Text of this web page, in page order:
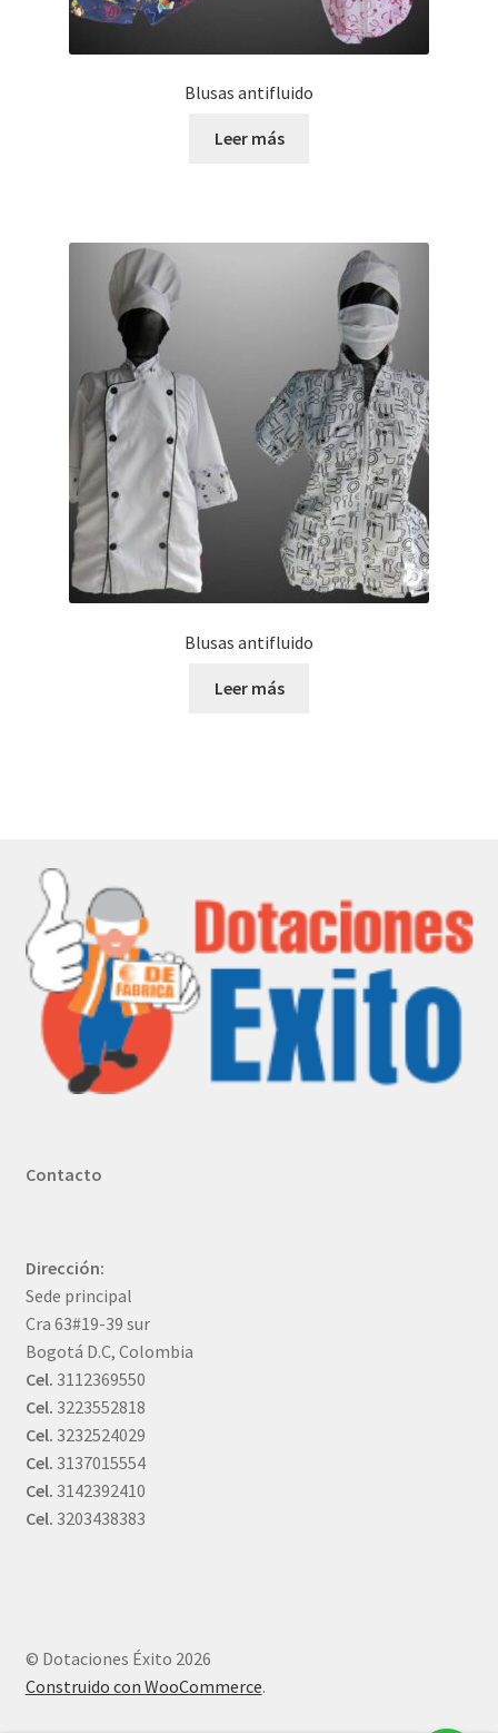
Blusas antifluido
Leer más
Blusas antifluido
Leer más
Contacto
Dirección:
Sede principal
Cra 63#19-39 sur
Bogotá D.C, Colombia
Cel. 3112369550
Cel. 3223552818
Cel. 3232524029
Cel. 3137015554
Cel. 3142392410
Cel. 3203438383
© Dotaciones Éxito 2026
Construido con WooCommerce.